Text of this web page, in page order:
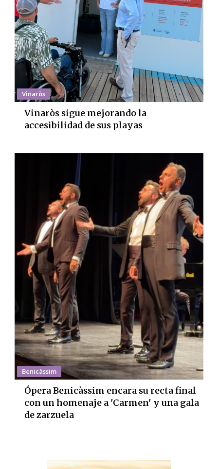
Vinaròs
Vinaròs sigue mejorando la
accesibilidad de sus playas
Benicàssim
Ópera Benicàssim encara su recta final
con un homenaje a 'Carmen' y una gala
de zarzuela